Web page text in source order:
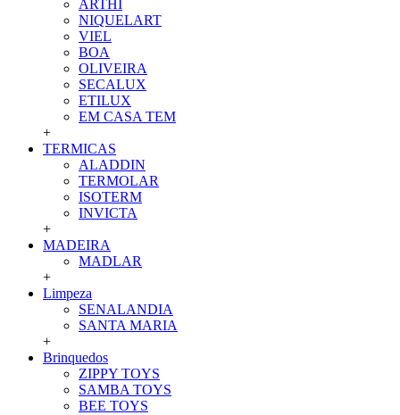
ARTHI
NIQUELART
VIEL
BOA
OLIVEIRA
SECALUX
ETILUX
EM CASA TEM
+
TERMICAS
ALADDIN
TERMOLAR
ISOTERM
INVICTA
+
MADEIRA
MADLAR
+
Limpeza
SENALANDIA
SANTA MARIA
+
Brinquedos
ZIPPY TOYS
SAMBA TOYS
BEE TOYS